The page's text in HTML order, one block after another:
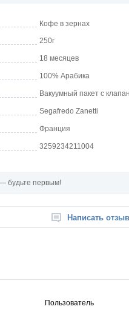
Кофе в зернах
250г
18 месяцев
100% Арабика
Вакуумный пакет с
Segafredo Zanetti
Франция
3259234211004
будьте первым!
Написать отзыв
Пользователь